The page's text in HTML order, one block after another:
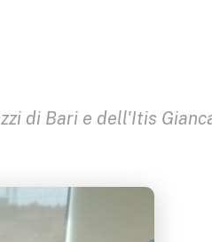
di Bari e dell'Itis